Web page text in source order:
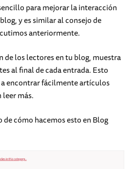
para mejorar la interacción
y es similar al consejo de
anteriormente.
de los lectores en tu blog, muestra
al final de cada entrada. Esto
encontrar fácilmente artículos
leer más.
cómo hacemos esto en Blog